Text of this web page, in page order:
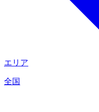
エリア
全国